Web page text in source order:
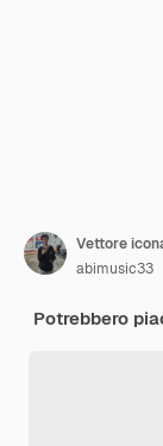
Vettore
abimusic33
Potrebbero